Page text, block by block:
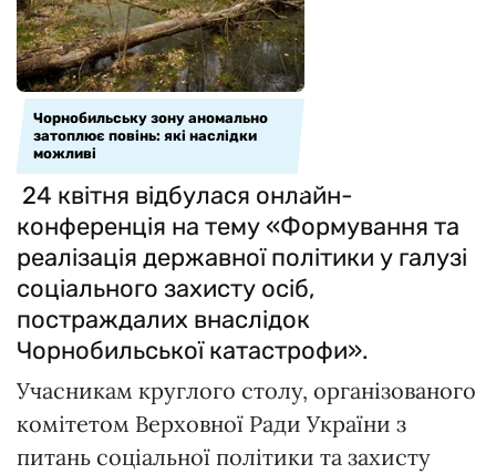
Чорнобильську зону аномально
затоплює повінь: які наслідки
можливі
24 квітня відбулася онлайн-
конференція на тему «Формування та
реалізація державної політики у галузі
соціального захисту осіб,
постраждалих внаслідок
Чорнобильської катастрофи».
Учасникам круглого столу, організованого
комітетом Верховної Ради України з
питань соціальної політики та захисту